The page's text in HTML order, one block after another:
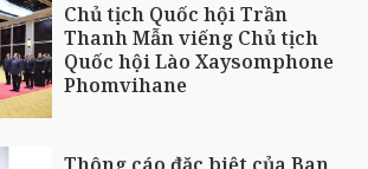
Chủ tịch Quốc hội Trần
Thanh Mẫn viếng Chủ tịch
Quốc hội Lào Xaysomphone
Phomvihane